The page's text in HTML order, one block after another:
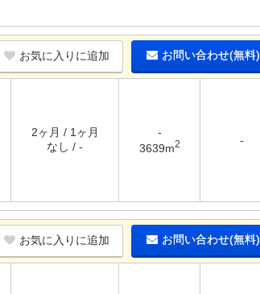
お気に入りに追加 お問い合わせ(無料)
2ヶ月 / 1ヶ月
なし / -
-
3639m2 -
お気に入りに追加 お問い合わせ(無料)